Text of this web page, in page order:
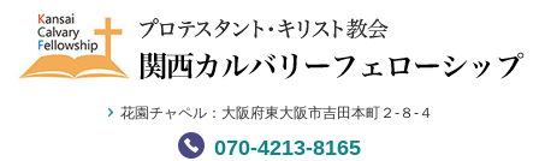
花園チャペル：大阪府東大阪市吉田本町２-８-４
070-4213-8165